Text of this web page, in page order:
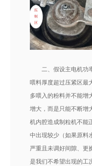
二、假设主电机功
喂料厚度超过压紧区最
多喂入的粉料并不能增
增大，而是只能不断增
机内腔造成制粒机不能
中出现较少（如果原料
严重且未调好间隙、更
是我们不希望出现的工